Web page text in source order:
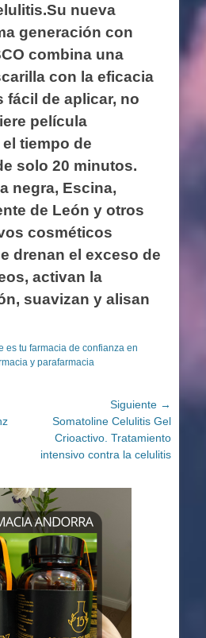
nueva
generación con
combina una
con la eficacia
fácil de aplicar, no
película
tiempo de
solo 20 minutos.
negra, Escina,
de León y otros
cosméticos
drenan el exceso de
activan la
suavizan y alisan
es tu farmacia de confianza en
y parafarmacia
Siguiente →
Entrada
siguiente:
Somatoline Celulitis Gel
Crioactivo. Tratamiento
intensivo contra la celulitis